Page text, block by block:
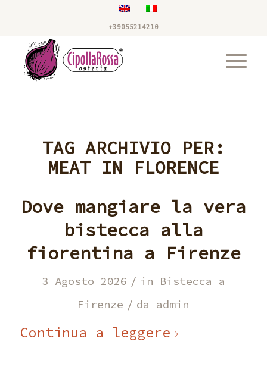
+39055214210
TAG ARCHIVIO PER:
MEAT IN FLORENCE
Dove mangiare la vera
bistecca alla
fiorentina a Firenze
3 Agosto 2026 / in Bistecca a
Firenze / da admin
Continua a leggere